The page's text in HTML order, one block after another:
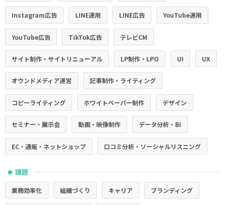
Instagram広告 LINE運用 LINE広告 YouTube運用
YouTube広告 TikTok広告 テレビCM
サイト制作・サイトリニューアル LP制作・LPO UI UX
オウンドメディア運営 記事制作・ライティング
コピーライティング ホワイトペーパー制作 デザイン
セミナー・展示会 動画・映像制作 データ分析・BI
EC・通販・ネットショップ 口コミ分析・ソーシャルリスニング
● 課題
業務効率化 組織づくり キャリア ブランディング